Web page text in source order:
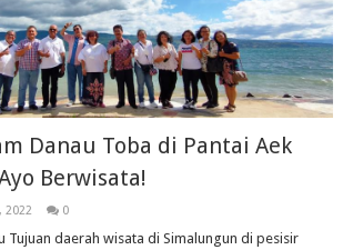
Danau Toba di Pantai Aek
Berwisata!
2022 0
Tujuan daerah wisata di Simalungun di pesisir